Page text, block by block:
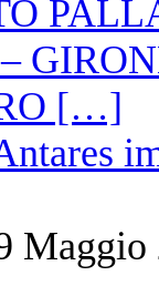
Maggio